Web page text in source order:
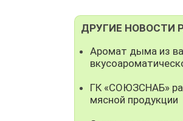
ДРУГИЕ НОВОСТИ
Аромат дыма из
ГК «СОЮЗСНАБ»
мясной продукции